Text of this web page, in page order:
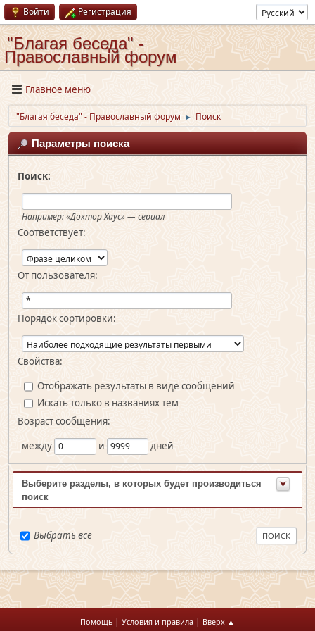
Войти Регистрация
"Благая беседа" -
Православный форум
Главное меню
"Благая беседа" - Православный форум ► Поиск
Параметры поиска
Поиск:
Например:«Доктор Хаус» — сериал
Соответствует:
От пользователя:
Порядок сортировки:
Свойства:
Отображать результаты в виде сообщений
Искать только в названиях тем
Возраст сообщения:
между
и дней
Выберите разделы, в которых будет производиться
поиск
Выбрать все
Помощь | Условия и правила | Вверх ▲